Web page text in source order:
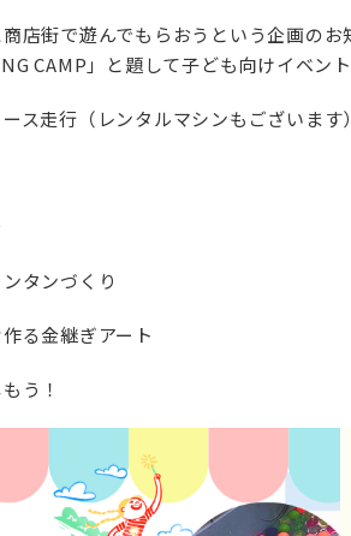
店街で遊んでもらおうという企画のお
CAMP」と題して子ども向けイベント
ス走行（レンタルマシンもございます）
タンづくり
る金継ぎアート
う！